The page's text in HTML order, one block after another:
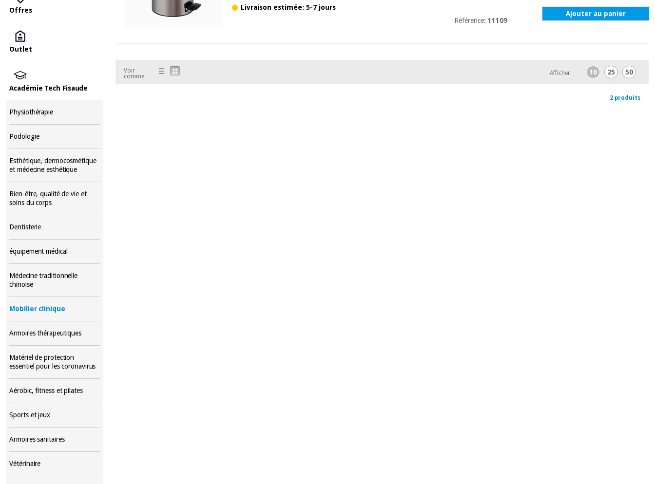
Offres
Outlet
Académie Tech Fisaude
Physiothérapie
Podologie
Esthétique, dermocosmétique
et médecine esthétique
Bien-être, qualité de vie et
soins du corps
Dentisterie
équipement médical
Médecine traditionnelle
chinoise
Mobilier clinique
Armoires thérapeutiques
Matériel de protection
essentiel pour les coronavirus
Aérobic, fitness et pilates
Sports et jeux
Armoires sanitaires
Vétérinaire
Livraison estimée: 5-7 jours
Référence: 11109
Ajouter au panier
Voir
comme
Afficher 10 25 50
2 produits